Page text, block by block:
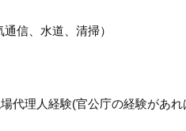
信、水道、清掃）
代理人経験(官公庁の経験があれ